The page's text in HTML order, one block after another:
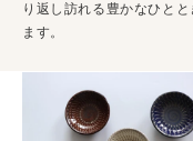
り返し訪れる豊かなひと
ます。